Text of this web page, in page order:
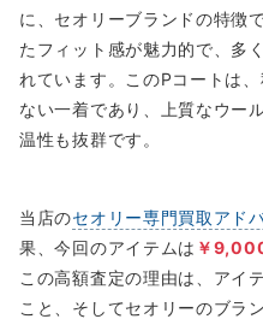
に、セオリーブランドの特徴
たフィット感が魅力的で、多
れています。このPコートは
ない一着であり、上質なウー
温性も抜群です。
当店のセオリー専門買取アド
果、今回のアイテムは ￥
この高額査定の理由は、アイ
こと、そしてセオリーのブラ